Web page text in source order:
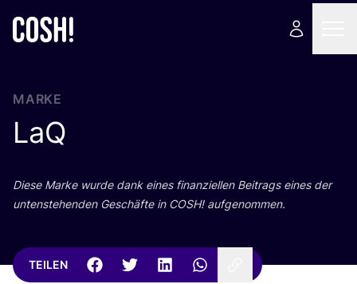
MARKE
LaQ
Die­se Mar­ke wur­de dank eines finan­zi­el­len Bei­trags eines der
unten­ste­hen­den Geschäf­te in COSH! aufgenommen.
TEILEN